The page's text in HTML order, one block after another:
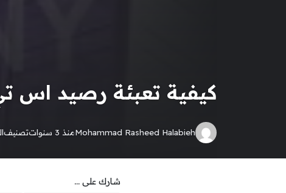
كيفية تعبئة رصيد اس
Mohammad Rasheed Halabiehمنذ 3 سنوات تصنيف
شارك على ...